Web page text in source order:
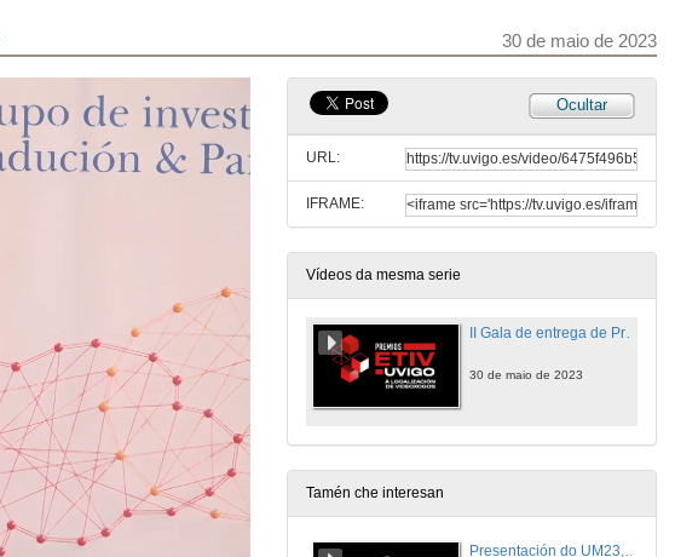
30 de maio de 2023
Ocultar
URL:
IFRAME:
Vídeos da mesma serie
II Gala de entrega de Premios ETIV-UVigo á localización de videoxogos
30 de maio de 2023
Tamén che interesan